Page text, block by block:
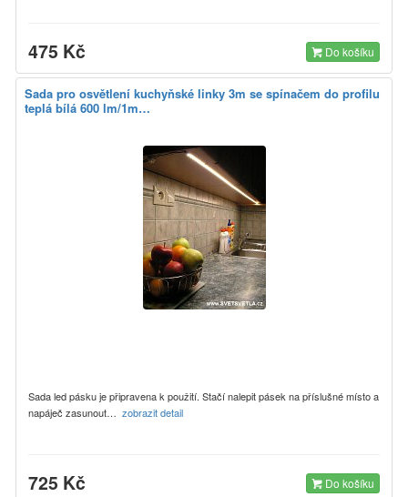
475 Kč Do košíku
Sada pro osvětlení kuchyňské linky 3m se spínačem do profilu
teplá bílá 600 lm/1m…
Sada led pásku je připravena k použití. Stačí nalepit pásek na příslušné místo a
napáječ zasunout… zobrazit detail
725 Kč Do košíku